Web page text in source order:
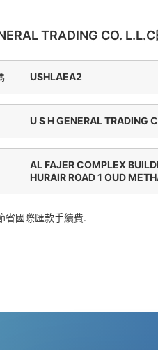
TRADING CO.
USHLAEA2
U S H GENERAL TRADING
AL FAJER COMPLEX
HURAIR ROAD 1 OUD
省國際匯款手續費.